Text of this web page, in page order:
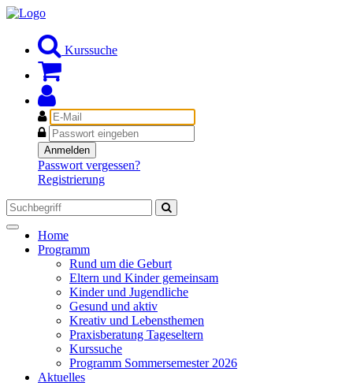
Kurssuche
E-
Mail
Passwort
Anmelden
Passwort vergessen?
Registrierung
Toggle
navigation
Home
Programm
Rund um die Geburt
Eltern und Kinder gemeinsam
Kinder und Jugendliche
Gesund und aktiv
Kreativ und Lebensthemen
Praxisberatung Tageseltern
Kurssuche
Programm Sommersemester 2026
Aktuelles